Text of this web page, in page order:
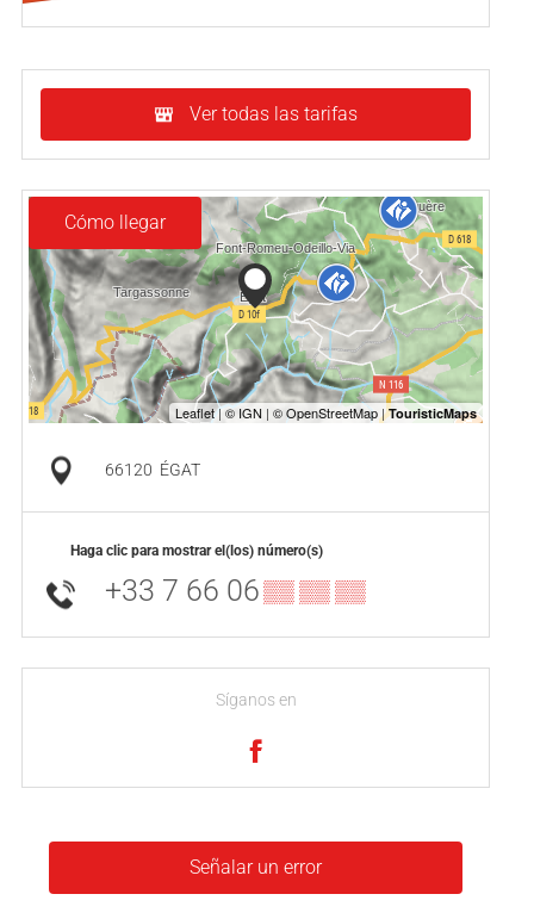
Ver todas las tarifas
Cómo llegar
66120 ÉGAT
Haga clic para mostrar el(los) número(s)
+33 7 66 06▒▒ ▒▒ ▒▒
Síganos en
Señalar un error